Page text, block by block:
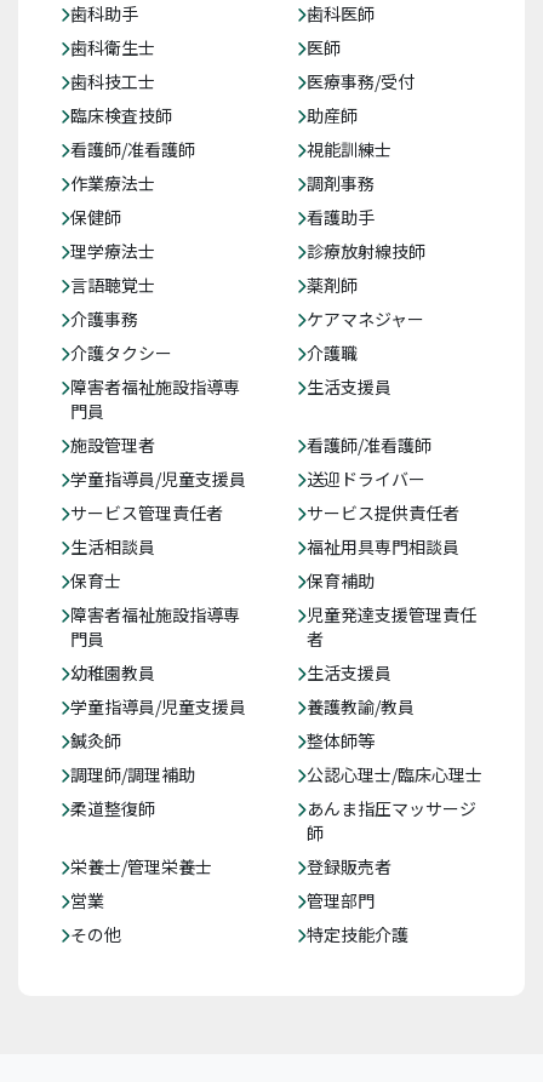
歯科助手
歯科医師
歯科衛生士
医師
歯科技工士
医療事務/受付
臨床検査技師
助産師
看護師/准看護師
視能訓練士
作業療法士
調剤事務
保健師
看護助手
理学療法士
診療放射線技師
言語聴覚士
薬剤師
介護事務
ケアマネジャー
介護タクシー
介護職
障害者福祉施設指導専
門員
生活支援員
施設管理者
看護師/准看護師
学童指導員/児童支援員
送迎ドライバー
サービス管理責任者
サービス提供責任者
生活相談員
福祉用具専門相談員
保育士
保育補助
障害者福祉施設指導専
門員
児童発達支援管理責任
者
幼稚園教員
生活支援員
学童指導員/児童支援員
養護教諭/教員
鍼灸師
整体師等
調理師/調理補助
公認心理士/臨床心理士
柔道整復師
あんま指圧マッサージ
師
栄養士/管理栄養士
登録販売者
営業
管理部門
その他
特定技能介護